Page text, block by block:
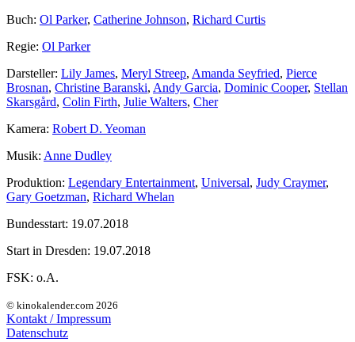
Buch: Ol Parker, Catherine Johnson, Richard Curtis
Regie: Ol Parker
Darsteller: Lily James, Meryl Streep, Amanda Seyfried, Pierce
Brosnan, Christine Baranski, Andy Garcia, Dominic Cooper, Stellan
Skarsgård, Colin Firth, Julie Walters, Cher
Kamera: Robert D. Yeoman
Musik: Anne Dudley
Produktion: Legendary Entertainment, Universal, Judy Craymer,
Gary Goetzman, Richard Whelan
Bundesstart: 19.07.2018
Start in Dresden: 19.07.2018
FSK: o.A.
© kinokalender.com 2026
Kontakt / Impressum
Datenschutz